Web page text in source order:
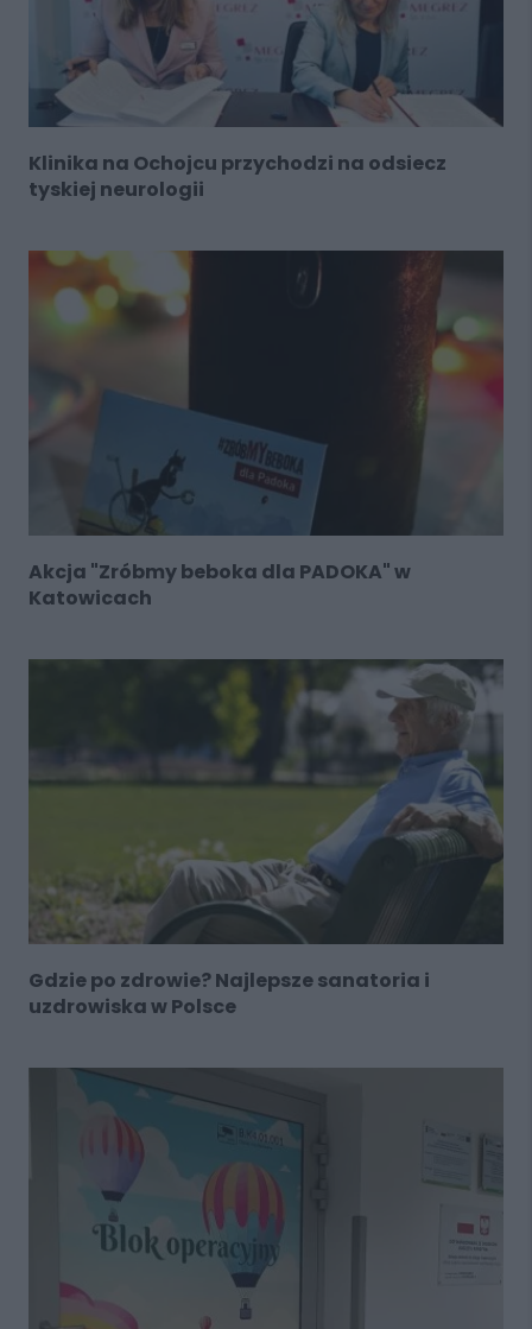
Klinika na Ochojcu przychodzi na odsiecz
tyskiej neurologii
Akcja "Zróbmy beboka dla PADOKA" w
Katowicach
Gdzie po zdrowie? Najlepsze sanatoria i
uzdrowiska w Polsce